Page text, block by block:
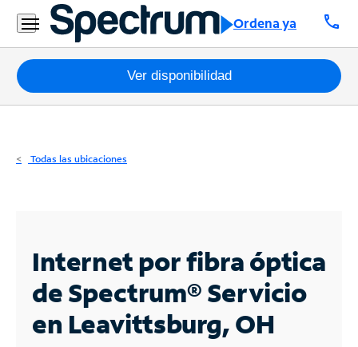
Ordena ya call
Residencial
Business
Paquetes
Internet
Business
Contáctanos
Ver disponibilidad
Todas las ubicaciones
Internet por fibra óptica
de Spectrum®Servicio
en Leavittsburg, OH